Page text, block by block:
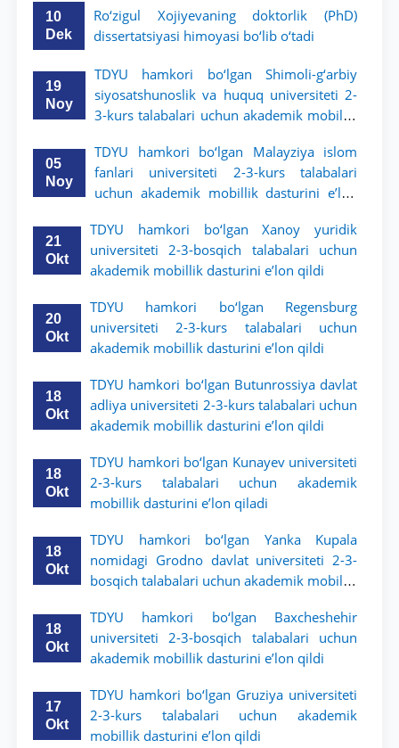
10
Dek
Ro‘zigul Xojiyevaning doktorlik (PhD)
dissertatsiyasi himoyasi bo‘lib o‘tadi
19
Noy
TDYU hamkori bo‘lgan Shimoli-g‘arbiy
siyosatshunoslik va huquq universiteti 2-
3-kurs talabalari uchun akademik mobillik
05
Noy
TDYU hamkori bo‘lgan Malayziya islom
fanlari universiteti 2-3-kurs talabalari
uchun akademik mobillik dasturini e’lon
21
Okt
TDYU hamkori bo‘lgan Xanoy yuridik
universiteti 2-3-bosqich talabalari uchun
akademik mobillik dasturini e’lon qildi
20
Okt
TDYU hamkori bo‘lgan Regensburg
universiteti 2-3-kurs talabalari uchun
akademik mobillik dasturini e’lon qildi
18
Okt
TDYU hamkori bo‘lgan Butunrossiya davlat
adliya universiteti 2-3-kurs talabalari uchun
akademik mobillik dasturini e’lon qildi
18
Okt
TDYU hamkori bo‘lgan Kunayev universiteti
2-3-kurs talabalari uchun akademik
mobillik dasturini e’lon qiladi
18
Okt
TDYU hamkori bo‘lgan Yanka Kupala
nomidagi Grodno davlat universiteti 2-3-
bosqich talabalari uchun akademik mobillik
18
Okt
TDYU hamkori bo‘lgan Baxcheshehir
universiteti 2-3-bosqich talabalari uchun
akademik mobillik dasturini e’lon qildi
17
Okt
TDYU hamkori bo‘lgan Gruziya universiteti
2-3-kurs talabalari uchun akademik
mobillik dasturini e’lon qildi